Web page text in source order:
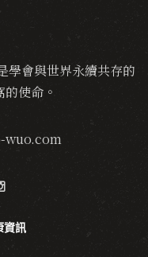
學會與世界永續共存的
使命。
wuo.com
資訊